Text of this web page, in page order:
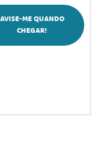
AVISE-ME QUANDO
CHEGAR!